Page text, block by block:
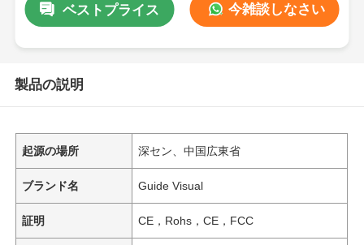
ベストプライス 今雑談しなさい
製品の説明
起源の場所 深セン、中国広東省
ブランド名 Guide Visual
証明 CE，Rohs，CE，FCC